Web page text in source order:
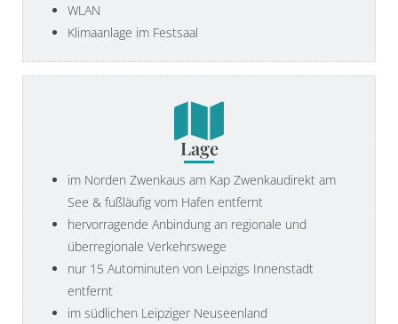
WLAN
Klimaanlage im Festsaal
Lage
im Norden Zwenkaus am Kap Zwenkaudirekt am
See & fußläufig vom Hafen entfernt
hervorragende Anbindung an regionale und
überregionale Verkehrswege
nur 15 Autominuten von Leipzigs Innenstadt
entfernt
im südlichen Leipziger Neuseenland